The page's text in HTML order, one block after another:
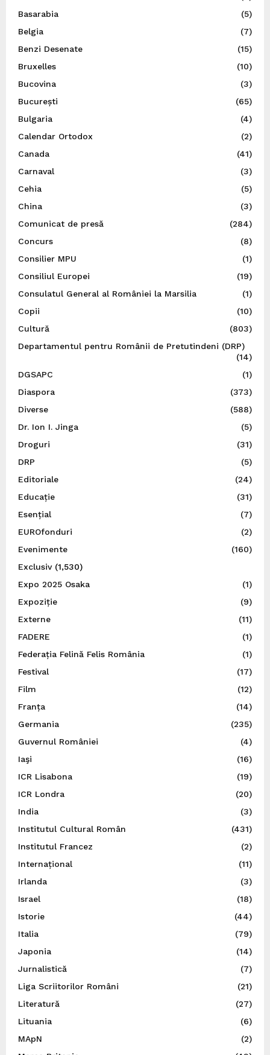
Basarabia
(5)
Belgia
(7)
Benzi Desenate
(15)
Bruxelles
(10)
Bucovina
(3)
București
(65)
Bulgaria
(4)
Calendar Ortodox
(2)
Canada
(41)
Carnaval
(3)
Cehia
(5)
China
(3)
Comunicat de presă
(284)
Concurs
(8)
Consilier MPU
(1)
Consiliul Europei
(19)
Consulatul General al României la Marsilia
(1)
Copii
(10)
Cultură
(803)
Departamentul pentru Românii de Pretutindeni (DRP)
(14)
DGSAPC
(1)
Diaspora
(373)
Diverse
(588)
Dr. Ion I. Jinga
(5)
Droguri
(31)
DRP
(5)
Editoriale
(24)
Educație
(31)
Esențial
(7)
EUROfonduri
(2)
Evenimente
(160)
Exclusiv(1,530)
Expo 2025 Osaka
(1)
Expoziție
(9)
Externe
(11)
FADERE
(1)
Federația Felină Felis România
(1)
Festival
(17)
Film
(12)
Franța
(14)
Germania
(235)
Guvernul României
(4)
Iaşi
(16)
ICR Lisabona
(19)
ICR Londra
(20)
India
(3)
Institutul Cultural Român
(431)
Institutul Francez
(2)
Internațional
(11)
Irlanda
(3)
Israel
(18)
Istorie
(44)
Italia
(79)
Japonia
(14)
Jurnalistică
(7)
Liga Scriitorilor Români
(21)
Literatură
(27)
Lituania
(6)
MApN
(2)